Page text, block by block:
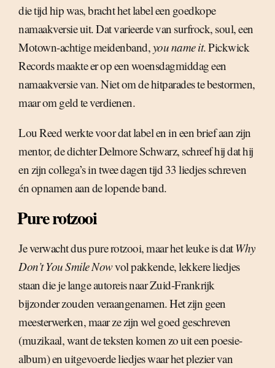
die tijd hip was, bracht het label een goedkope
namaakversie uit. Dat varieerde van surfrock, soul, een
Motown-achtige meidenband,you name it. Pickwick
Records maakte er op een woensdagmiddag een
namaakversie van. Niet om de hitparades te bestormen,
maar om geld te verdienen.
Lou Reed werkte voor dat label en in een brief aan zijn
mentor, de dichter Delmore Schwarz, schreef hij dat hij
en zijn collega’s in twee dagen tijd 33 liedjes schreven
én opnamen aan de lopende band.
Pure rotzooi
Je verwacht dus pure rotzooi, maar het leuke is datWhy
Don’t You Smile Nowvol pakkende, lekkere liedjes
staan die je lange autoreis naar Zuid-Frankrijk
bijzonder zouden veraangenamen. Het zijn geen
meesterwerken, maar ze zijn wel goed geschreven
(muzikaal, want de teksten komen zo uit een poesie-
album) en uitgevoerde liedjes waar het plezier van